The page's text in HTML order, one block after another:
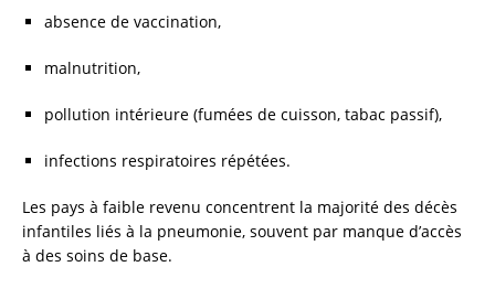
absence de vaccination,
malnutrition,
pollution intérieure (fumées de cuisson, tabac passif),
infections respiratoires répétées.
Les pays à faible revenu concentrent la majorité des décès
infantiles liés à la pneumonie, souvent par manque d’accès
à des soins de base.